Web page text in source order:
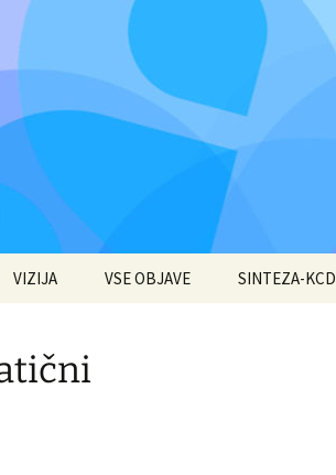
VIZIJA VSE OBJAVE SINTEZA-KCD